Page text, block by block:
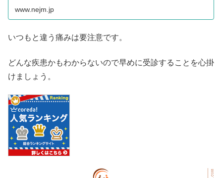
www.nejm.jp
いつもと違う痛みは要注意です。
どんな疾患かもわからないので早めに受診することを心掛
けましょう。